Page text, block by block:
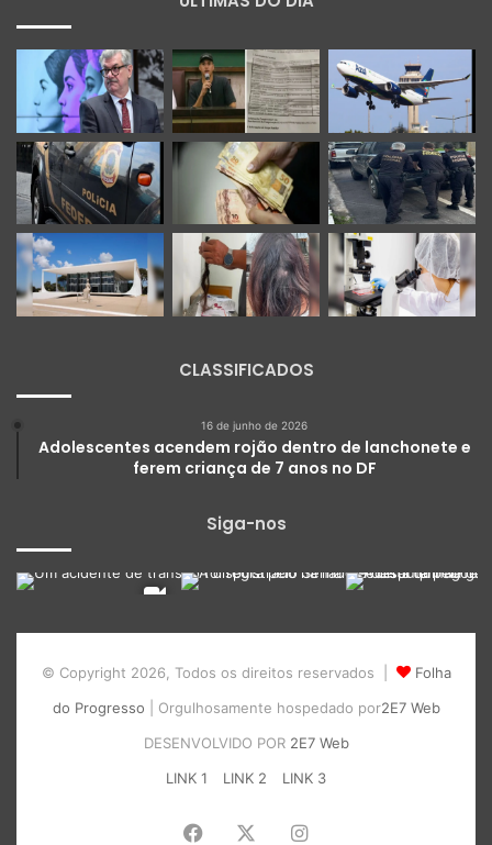
CLASSIFICADOS
16 de junho de 2026
Adolescentes acendem rojão dentro de lanchonete e
ferem criança de 7 anos no DF
Siga-nos
© Copyright 2026, Todos os direitos reservados |
Folha
do Progresso | Orgulhosamente hospedado por2E7 Web
DESENVOLVIDO POR 2E7 Web
LINK 1
LINK 2 LINK 3
Facebook Instagram